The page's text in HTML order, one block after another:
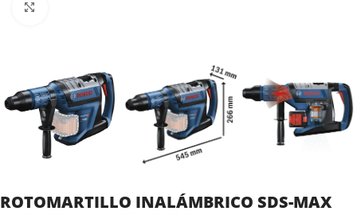
ROTOMARTILLO INALÁMBRICO SDS-MAX